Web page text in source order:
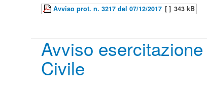
Avviso prot. n. 3217 del 07/12/2017 [ ] 343 kB
Avviso
Civile